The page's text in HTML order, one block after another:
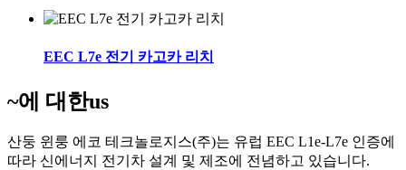
EEC L7e 전기 카고카 리치
~에 대한us
산둥 윈룽 에코 테크놀로지스(주)는 유럽 EEC L1e-L7e 인증에
따라 신에너지 전기차 설계 및 제조에 전념하고 있습니다.